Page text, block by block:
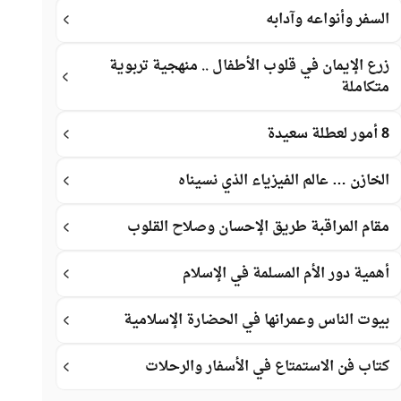
السفر وأنواعه وآدابه
زرع الإيمان في قلوب الأطفال .. منهجية تربوية
متكاملة
8 أمور لعطلة سعيدة
الخازن … عالم الفيزياء الذي نسيناه
مقام المراقبة طريق الإحسان وصلاح القلوب
أهمية دور الأم المسلمة في الإسلام
بيوت الناس وعمرانها في الحضارة الإسلامية
كتاب فن الاستمتاع في الأسفار والرحلات